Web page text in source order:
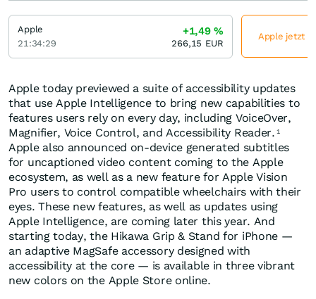
Apple today previewed a suite of accessibility updates
that use Apple Intelligence to bring new capabilities to
features users rely on every day, including VoiceOver,
Magnifier, Voice Control, and Accessibility Reader. 1
Apple also announced on-device generated subtitles
for uncaptioned video content coming to the Apple
ecosystem, as well as a new feature for Apple Vision
Pro users to control compatible wheelchairs with their
eyes. These new features, as well as updates using
Apple Intelligence, are coming later this year. And
starting today, the Hikawa Grip & Stand for iPhone —
an adaptive MagSafe accessory designed with
accessibility at the core — is available in three vibrant
new colors on the Apple Store online.
Apple
21:34:29
+1,49%
266,15 EUR
Apple jetzt